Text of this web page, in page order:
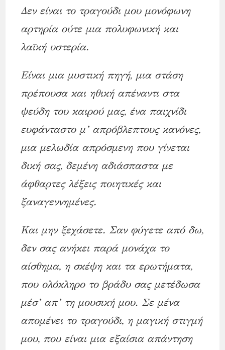
Δεν είναι το τραγούδι μου μονόφωνη
αρτηρία ούτε μια πολυφωνική και
λαϊκή υστερία.
Είναι μια μυστική πηγή, μια στάση
πρέπουσα και ηθική απέναντι στα
ψεύδη του καιρού μας, ένα παιχνίδι
ευφάνταστο μ’ απρόβλεπτους κανόνες,
μια μελωδία απρόσμενη που γίνεται
δική σας, δεμένη αδιάσπαστα με
άφθαρτες λέξεις ποιητικές και
ξαναγεννημένες.
Και μην ξεχάσετε. Σαν φύγετε από δω,
δεν σας ανήκει παρά μονάχα το
αίσθημα, η σκέψη και τα ερωτήματα,
που ολόκληρο το βράδυ σας μετέδωσα
μέσ’ απ’ τη μουσική μου. Σε μένα
απομένει το τραγούδι, η μαγική στιγμή
μου, που είναι μια εξαίσια απάντηση